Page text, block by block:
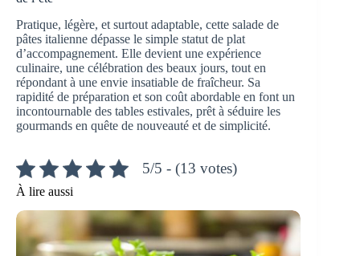
Pratique, légère, et surtout adaptable, cette salade de
pâtes italienne dépasse le simple statut de plat
d’accompagnement. Elle devient une expérience
culinaire, une célébration des beaux jours, tout en
répondant à une envie insatiable de fraîcheur. Sa
rapidité de préparation et son coût abordable en font un
incontournable des tables estivales, prêt à séduire les
gourmands en quête de nouveauté et de simplicité.
5/5 - (13 votes)
À lire aussi